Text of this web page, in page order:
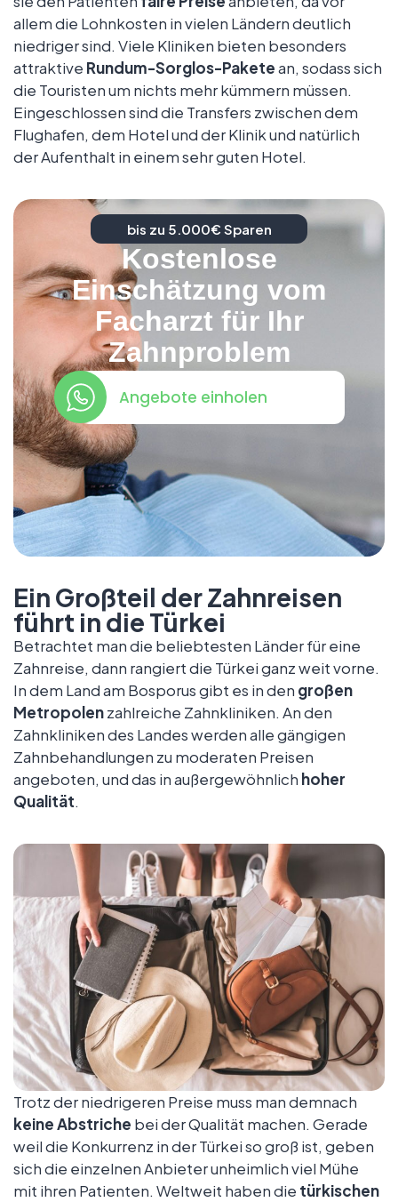
allem die Lohnkosten in vielen Ländern deutlich
niedriger sind. Viele Kliniken bieten besonders
attraktive Rundum-Sorglos-Paketean, sodass sich
die Touristen um nichts mehr kümmern müssen.
Eingeschlossen sind die Transfers zwischen dem
Flughafen, dem Hotel und der Klinik und natürlich
der Aufenthalt in einem sehr guten Hotel.
bis zu 5.000€ Sparen
Kostenlose
Einschätzung vom
Facharzt für Ihr
Zahnproblem
Angebote einholen
Ein Großteil der Zahnreisen
führt in die Türkei
Betrachtet man die beliebtesten Länder für eine
Zahnreise, dann rangiert die Türkei ganz weit vorne.
In dem Land am Bosporus gibt es in den großen
Metropolenzahlreiche Zahnkliniken. An den
Zahnkliniken des Landes werden alle gängigen
Zahnbehandlungen zu moderaten Preisen
angeboten, und das in außergewöhnlich hoher
Qualität.
Trotz der niedrigeren Preise muss man demnach
keine Abstriche bei der Qualität machen. Gerade
weil die Konkurrenz in der Türkei so groß ist, geben
sich die einzelnen Anbieter unheimlich viel Mühe
mit ihren Patienten. Weltweit haben die türkischen